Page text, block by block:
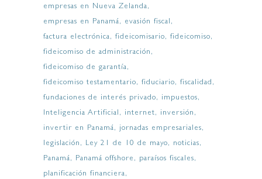
empresas en Nueva Zelanda
empresas en Panamá
evasión fiscal
factura electrónica
fideicomisario
fideicomiso
fideicomiso de administración
fideicomiso de garantía
fideicomiso testamentario
fiduciario
fiscalidad
fundaciones de interés privado
impuestos
Inteligencia Artificial
internet
inversión
invertir en Panamá
jornadas empresariales
legislación
Ley 21 de 10 de mayo
noticias
Panamá
Panamá offshore
paraísos fiscales
planificación financiera